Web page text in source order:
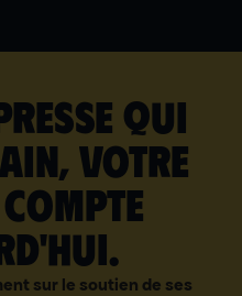
qui
votre
sur le soutien de ses